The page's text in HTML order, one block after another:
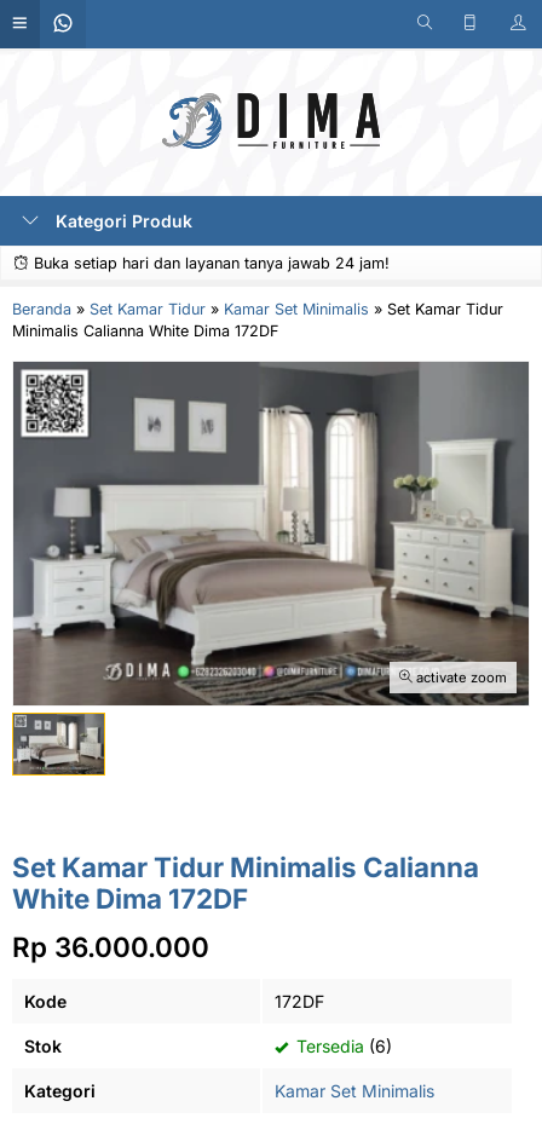
Kategori Produk
Buka setiap hari dan layanan tanya jawab 24 jam!
Beranda » Set Kamar Tidur » Kamar Set Minimalis » Set Kamar Tidur
Minimalis Calianna White Dima 172DF
activate zoom
Set Kamar Tidur Minimalis Calianna
White Dima 172DF
Rp 36.000.000
Kode 172DF
Stok Tersedia (6)
Kategori Kamar Set Minimalis